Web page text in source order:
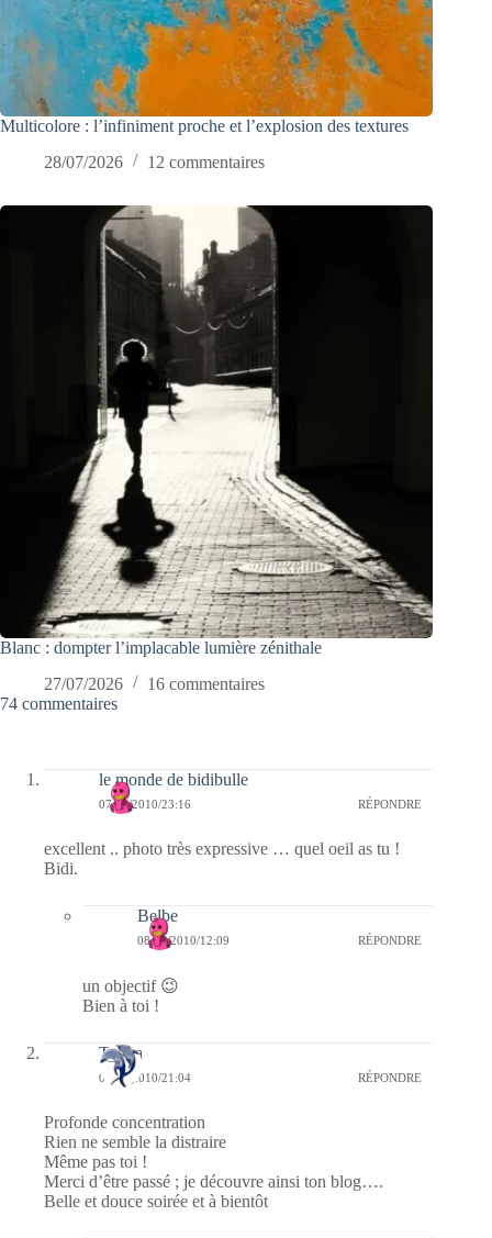
Multicolore : l’infiniment proche et l’explosion des textures
28/07/2026
12 commentaires
Blanc : dompter l’implacable lumière zénithale
27/07/2026
16 commentaires
74 commentaires
le monde de bidibulle
07/03/2010/23:16 RÉPONDRE
excellent .. photo très expressive … quel oeil as tu !
Bidi.
Belbe
08/03/2010/12:09 RÉPONDRE
un objectif 😉
Bien à toi !
Tanira
07/03/2010/21:04 RÉPONDRE
Profonde concentration
Rien ne semble la distraire
Même pas toi !
Merci d’être passé ; je découvre ainsi ton blog….
Belle et douce soirée et à bientôt